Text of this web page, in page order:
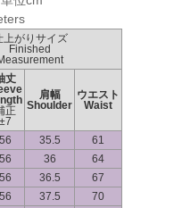
上がりサイズ
Finished
丈
正
±7
肩幅
Shoulder
ウエスト
Waist
56 35.5
61
56 36
64
56 36.5
67
56 37.5
70